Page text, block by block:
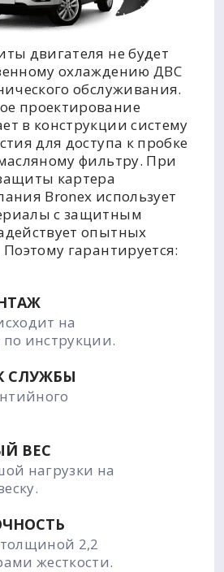
двигателя не будет
охлаждению ДВС
обслуживания.
проектирование
в конструкции систему
для доступа к пробке
фильтру. При
картера
Bronex использует
с защитным
опытных
Поэтому гарантируется:
на
инструкции.
СЛУЖБЫ
ВЕС
нагрузки на
2,2
жесткости.